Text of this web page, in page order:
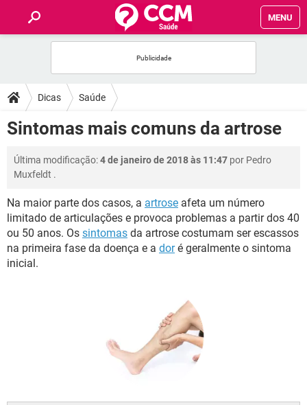
MENU
FÓRUM
SAÚDE
FAMÍLIA
BEM-ESTAR
SEXUALIDADE
Dicas Saúde
Sintomas mais comuns da artrose
Última modificação:4 de janeiro de 2018 às 11:47 por Pedro
Muxfeldt .
Na maior parte dos casos, a artrose afeta um número
limitado de articulações e provoca problemas a partir dos 40
ou 50 anos. Os sintomas da artrose costumam ser escassos
na primeira fase da doença e a doré geralmente o sintoma
inicial.